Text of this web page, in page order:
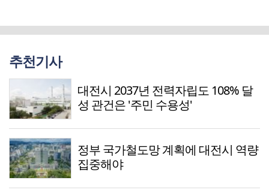
추천기사
대전시 2037년 전력자립도 108% 달
성 관건은 '주민 수용성'
정부 국가철도망 계획에 대전시 역량
집중해야